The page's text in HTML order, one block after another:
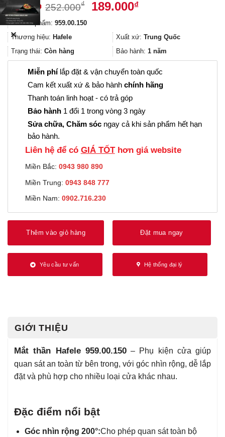
252.000₫
Giá
252.000₫.
189.000₫Giá
là:
189.000₫.
Mã sản phẩm: 959.00.150
Thương hiệu: Hafele Xuất xứ: Trung Quốc
Trạng thái: Còn hàng Bảo hành: 1 năm
Miễn phílắp đặt & vận chuyển toàn quốc
Cam kết xuất xứ & bảo hành chính hãng
Thanh toán linh hoạt - có trả góp
Bảo hành 1 đổi 1 trong vòng 3 ngày
Sửa chữa, Chăm sóc ngay cả khi sản phẩm hết hạn
bảo hành.
Liên hệ để có GIÁ TỐThơn giá website
Miền Bắc: 0943 980 890
Miền Trung: 0943 848 777
Miền Nam: 0902.716.230
Thêm vào giỏ hàng Đặt mua ngay
Yêu cầu tư vấn Hệ thống đại lý
GIỚI THIỆU
Mắt thần Hafele 959.00.150– Phụ kiện cửa giúp
quan sát an toàn từ bên trong, với góc nhìn rộng, dễ lắp
đặt và phù hợp cho nhiều loại cửa khác nhau.
Đặc điểm nổi bật
Góc nhìn rộng 200°:Cho phép quan sát toàn bộ
✕